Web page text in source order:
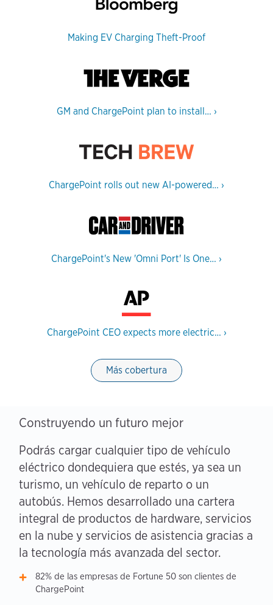
Making EV Charging Theft-Proof
GM and ChargePoint plan to install… ›
ChargePoint rolls out new AI-powered… ›
ChargePoint's New 'Omni Port' Is One… ›
ChargePoint CEO expects more electric… ›
Más cobertura
Construyendo un futuro mejor
Podrás cargar cualquier tipo de vehículo
eléctrico dondequiera que estés, ya sea un
turismo, un vehículo de reparto o un
autobús. Hemos desarrollado una cartera
integral de productos de hardware, servicios
en la nube y servicios de asistencia gracias a
la tecnología más avanzada del sector.
82% de las empresas de Fortune 50 son clientes de
ChargePoint